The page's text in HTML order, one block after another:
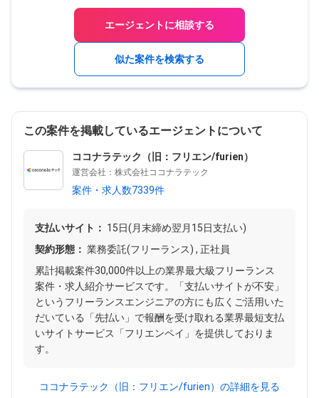
エージェントに相談する
似た案件を検索する
この案件を掲載しているエージェントについて
ココナラテック（旧：フリエン/furien）
運営会社：株式会社ココナラテック
案件・求人数7339件
支払いサイト： 15日(月末締め翌月15日支払い)
契約形態： 業務委託(フリーランス) , 正社員
累計掲載案件30,000件以上の業界最大級フリーランス
案件・求人紹介サービスです。「支払いサイトが不安」
というフリーランスエンジニアの方にも広くご活用いた
だいている「先払い」で報酬を受け取れる業界最短支払
いサイトサービス「フリエンペイ」を提供しておりま
す。
ココナラテック（旧：フリエン/furien）の詳細を見る